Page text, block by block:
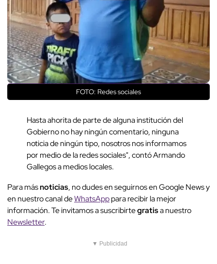
FOTO: Redes sociales
Hasta ahorita de parte de alguna institución del
Gobierno no hay ningún comentario, ninguna
noticia de ningún tipo, nosotros nos informamos
por medio de la redes sociales", contó Armando
Gallegos a medios locales.
Para másnoticias, no dudes en seguirnos en Google News y
en nuestro canal deWhatsApppara recibir la mejor
información. Te invitamos a suscribirtegratisa nuestro
Newsletter.
▼ Publicidad